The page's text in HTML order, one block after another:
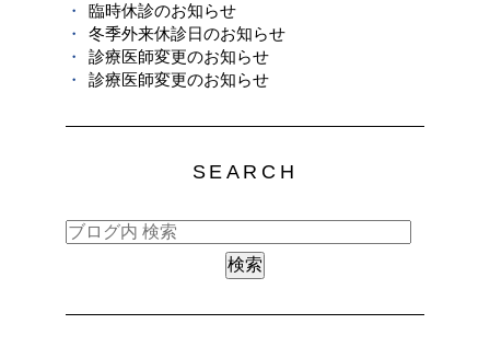
臨時休診のお知らせ
冬季外来休診日のお知らせ
診療医師変更のお知らせ
診療医師変更のお知らせ
SEARCH